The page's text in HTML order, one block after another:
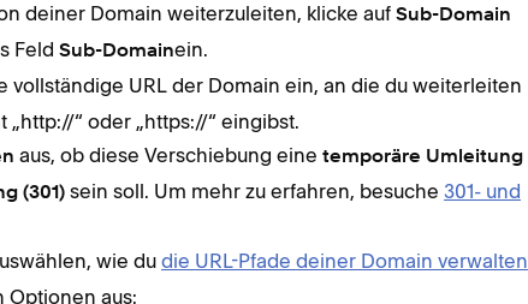
deiner Domain weiterzuleiten, klicke auf Sub-Domain
Feld Sub-Domainein.
vollständige URL der Domain ein, an die du weiterleiten
“ oder „https://“ eingibst.
aus, ob diese Verschiebung eine temporäre Umleitung
(301) sein soll. Um mehr zu erfahren, besuche 301- und
wie dudie URL-Pfade deiner Domain verwalten
Optionen aus: